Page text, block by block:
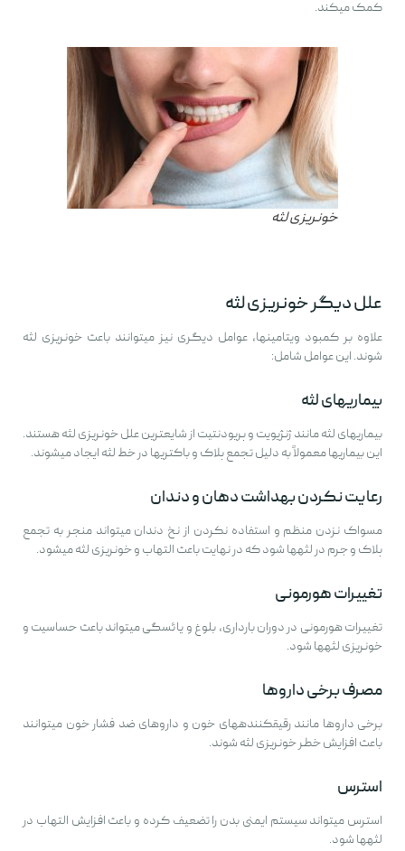
کمک میکند.
خونریزی لثه
علل دیگر خونریزی لثه
علاوه بر کمبود ویتامینها، عوامل دیگری نیز میتوانند باعث خونریزی لثه
شوند. این عوامل شامل:
بیماریهای لثه
بیماریهای لثه مانند ژنژیویت و پریودنتیت از شایعترین علل خونریزی لثه هستند.
این بیماریها معمولاً به دلیل تجمع پلاک و باکتریها در خط لثه ایجاد میشوند.
رعایت نکردن بهداشت دهان و دندان
مسواک نزدن منظم و استفاده نکردن از نخ دندان میتواند منجر به تجمع
پلاک و جرم در لثهها شود که در نهایت باعث التهاب و خونریزی لثه میشود.
تغییرات هورمونی
تغییرات هورمونی در دوران بارداری، بلوغ و یائسگی میتواند باعث حساسیت و
خونریزی لثهها شود.
مصرف برخی داروها
برخی داروها مانند رقیقکنندههای خون و داروهای ضد فشار خون میتوانند
باعث افزایش خطر خونریزی لثه شوند.
استرس
استرس میتواند سیستم ایمنی بدن را تضعیف کرده و باعث افزایش التهاب در
لثهها شود.